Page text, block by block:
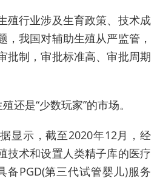
殖行业涉及生育政策、技术成
，我国对辅助生殖从严监管，
批制，审批标准高、审批周期
还是“少数玩家”的市场。
显示，截至2020年12月，经
技术和设置人类精子库的医疗
备PGD(第三代试管婴儿)服务